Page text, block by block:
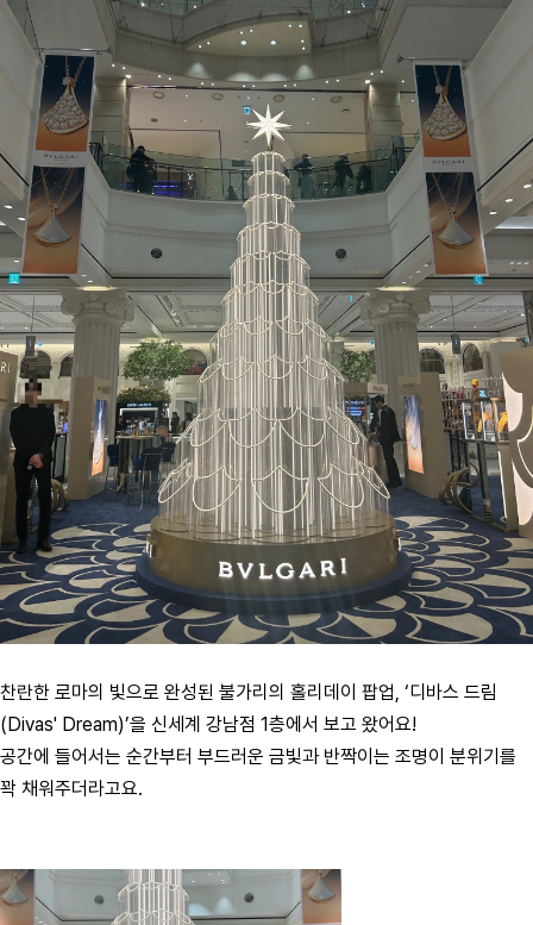
찬란한 로마의 빛으로 완성된 불가리의 홀리데이 팝업, ‘디바스 드림
(Divas' Dream)’을 신세계 강남점 1층에서 보고 왔어요!
공간에 들어서는 순간부터 부드러운 금빛과 반짝이는 조명이 분위기를
꽉 채워주더라고요.